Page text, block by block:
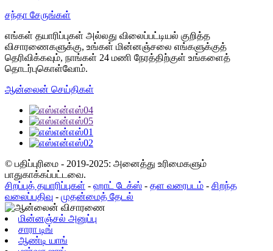
சந்தா சேருங்கள்
எங்கள் தயாரிப்புகள் அல்லது விலைப்பட்டியல் குறித்த
விசாரணைகளுக்கு, உங்கள் மின்னஞ்சலை எங்களுக்குத்
தெரிவிக்கவும், நாங்கள் 24 மணி நேரத்திற்குள் உங்களைத்
தொடர்புகொள்வோம்.
ஆன்லைன் செய்திகள்
© பதிப்புரிமை - 2019-2025: அனைத்து உரிமைகளும்
பாதுகாக்கப்பட்டவை.
சிறப்புத் தயாரிப்புகள் - ஹாட் டேக்ஸ் - தள வரைபடம் - சிறந்த
வலைப்பதிவு - முதன்மைத் தேடல்
மின்னஞ்சல் அனுப்பு
சாரா டிங்
ஆண்டி யாங்